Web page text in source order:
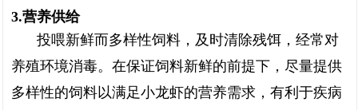
3.营养供给
投喂新鲜而多样性饲料，及时清除残饵，经常对
养殖环境消毒。在保证饲料新鲜的前提下，尽量提供
多样性的饲料以满足小龙虾的营养需求，有利于疾病